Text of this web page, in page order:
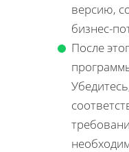
версию,
бизнес-
После